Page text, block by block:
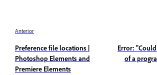
Anterior
Preference file locations |
Photoshop Elements and
Premiere Elements
Error:
of a